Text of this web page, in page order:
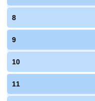
8
9
10
11